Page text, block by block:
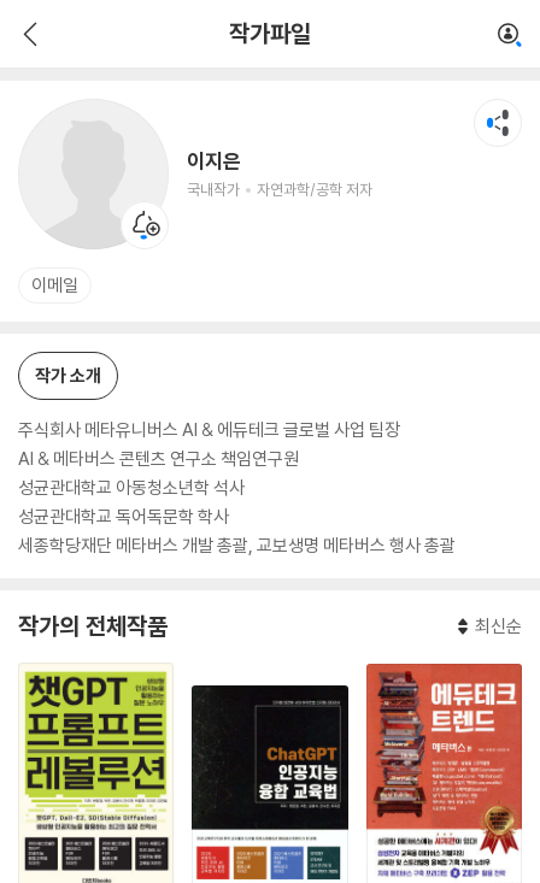
작가파일
이지은
국내작가 자연과학/공학 저자
자연과학/공학 저자
이메일
작가 소개
주식회사 메타유니버스 AI & 에듀테크 글로벌 사업 팀장
AI & 메타버스 콘텐츠 연구소 책임연구원
성균관대학교 아동청소년학 석사
성균관대학교 독어독문학 학사
세종학당재단 메타버스 개발 총괄, 교보생명 메타버스 행사 총괄
작가의 전체작품 최신순